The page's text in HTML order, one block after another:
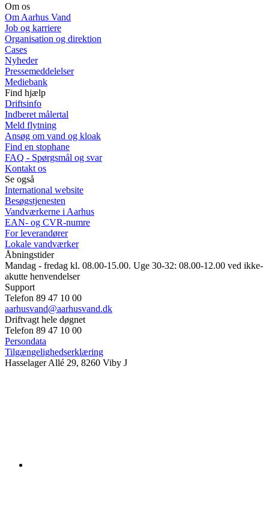
Om os
Om Aarhus Vand
Job og karriere
Organisation og direktion
Cases
Nyheder
Pressemeddelelser
Mediebank
Find hjælp
Driftsinfo
Indberet målertal
Meld flytning
Ansøg om vand og kloak
Find en stophane
FAQ - Spørgsmål og svar
Kontakt os
Se også
International website
Besøgstjenesten
Vandværkerne i Aarhus
EAN- og CVR-numre
For leverandører
Lokale vandværker
Åbningstider
Mandag - fredag kl. 08.00-15.00. Uge 30-32: 08.00-12.00 ved ikke-
akutte henvendelser
Support
Telefon 89 47 10 00
aarhusvand@aarhusvand.dk
Driftvagt hele døgnet
Telefon 89 47 10 00
Persondata
Tilgængelighedserklæring
Hasselager Allé 29, 8260 Viby J